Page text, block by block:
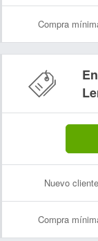
Compra
Nuevo
Compra